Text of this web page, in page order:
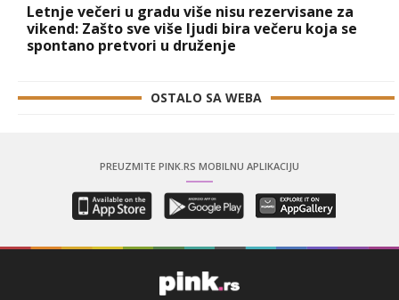
Letnje večeri u gradu više nisu rezervisane za
vikend: Zašto sve više ljudi bira večeru koja se
spontano pretvori u druženje
OSTALO SA WEBA
PREUZMITE PINK.RS MOBILNU APLIKACIJU